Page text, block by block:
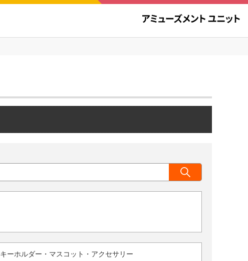
キーホルダー・マスコット・アクセサリー